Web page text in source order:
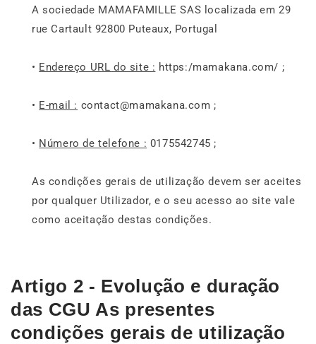
A sociedade MAMAFAMILLE SAS localizada em 29
rue Cartault 92800 Puteaux, Portugal
• Endereço URL do site : https:/mamakana.com/ ;
• E-mail : contact@mamakana.com ;
• Número de telefone : 0175542745 ;
As condições gerais de utilização devem ser aceites
por qualquer Utilizador, e o seu acesso ao site vale
como aceitação destas condições.
Artigo 2 - Evolução e duração
das CGU As presentes
condições gerais de utilização